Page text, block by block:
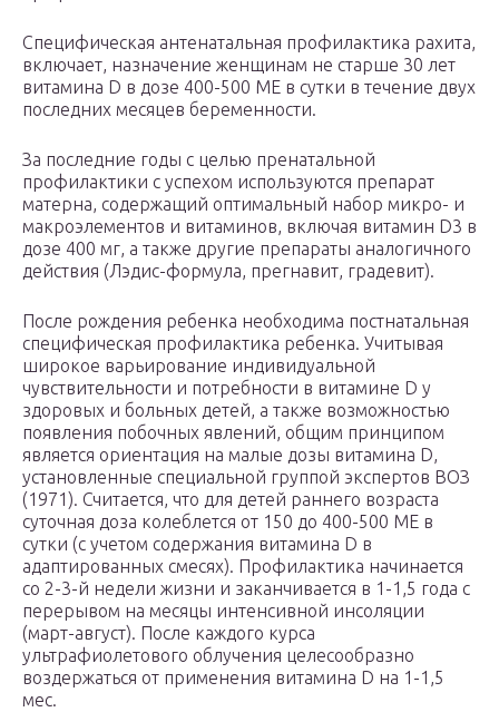
Специфическая антенатальная профилактика рахита,
включает, назначение женщинам не старше 30 лет
витамина D в дозе 400-500 ME в сутки в течение двух
последних месяцев беременности.
За последние годы с целью пренатальной
профилактики с успехом используются препарат
матерна, содержащий оптимальный набор микро- и
макроэлементов и витаминов, включая витамин D3 в
дозе 400 мг, а также другие препараты аналогичного
действия (Лэдис-формула, прегнавит, градевит).
После рождения ребенка необходима постнатальная
специфическая профилактика ребенка. Учитывая
широкое варьирование индивидуальной
чувствительности и потребности в витамине D у
здоровых и больных детей, а также возможностью
появления побочных явлений, общим принципом
является ориентация на малые дозы витамина D,
установленные специальной группой экспертов ВОЗ
(1971). Считается, что для детей раннего возраста
суточная доза колеблется от 150 до 400-500 ME в
сутки (с учетом содержания витамина D в
адаптированных смесях). Профилактика начинается
со 2-3-й недели жизни и заканчивается в 1-1,5 года с
перерывом на месяцы интенсивной инсоляции
(март-август). После каждого курса
ультрафиолетового облучения целесообразно
воздержаться от применения витамина D на 1-1,5
мес.